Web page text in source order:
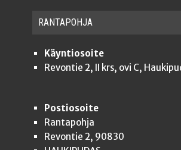
RAN­TA­POH­JA
Käyntiosoite
Revontie 2, II krs, ovi C,
Postiosoite
Rantapohja
Revontie 2, 90830